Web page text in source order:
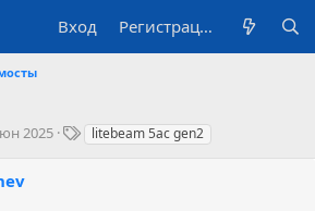
Вход Регистрация
2025
Tlitebeam 5ac gen2